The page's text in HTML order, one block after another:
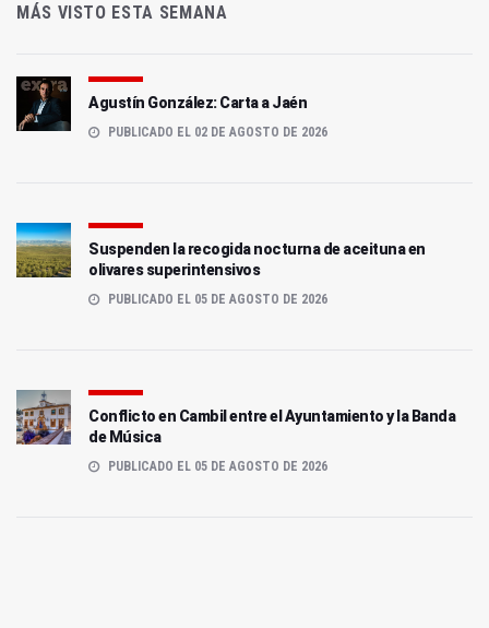
MÁS VISTO ESTA SEMANA
Agustín González: Carta a Jaén
PUBLICADO EL 02 DE AGOSTO DE 2026
Suspenden la recogida nocturna de aceituna en
olivares superintensivos
PUBLICADO EL 05 DE AGOSTO DE 2026
Conflicto en Cambil entre el Ayuntamiento y la Banda
de Música
PUBLICADO EL 05 DE AGOSTO DE 2026